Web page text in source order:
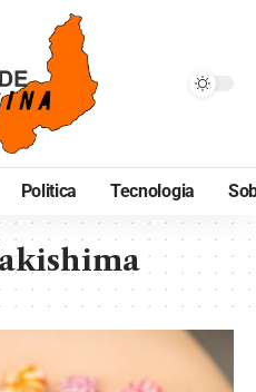
Politica Tecnologia